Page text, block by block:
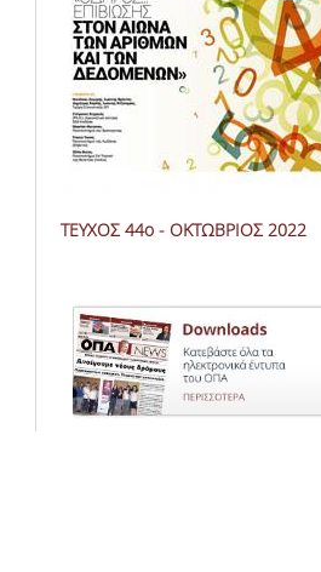
ΤΕΥΧΟΣ 44ο - ΟΚΤΩΒΡΙΟΣ 2022